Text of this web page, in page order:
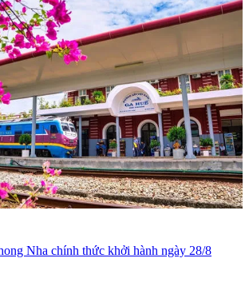
Nha chính thức khởi hành ngày 28/8